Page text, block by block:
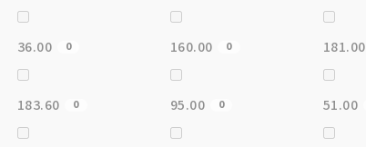
36.00 0 160.00 0 181.00
183.60 0 95.00 0 51.00